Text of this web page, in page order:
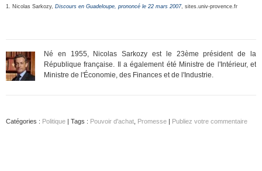
1. Nicolas Sarkozy, Discours en Guadeloupe, prononcé le 22 mars 2007, sites.univ-provence.fr
Né en 1955, Nicolas Sarkozy est le 23ème président de la
République française. Il a également été Ministre de l'Intérieur, et
Ministre de l'Économie, des Finances et de l'Industrie.
Catégories : Politique | Tags : Pouvoir d'achat Promesse Publiez votre commentaire